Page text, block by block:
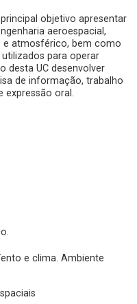
objetivo apresentar
aeroespacial,
e atmosférico, bem como
para operar
desta UC desenvolver
de informação, trabalho
expressão oral.
e clima. Ambiente